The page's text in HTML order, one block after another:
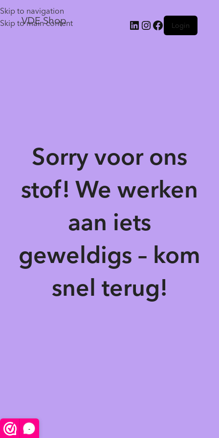
-
Skip to navigation
Skip to main content
VDE Shop Login
Sorry voor ons
stof! We werken
aan iets
geweldigs – kom
snel terug!